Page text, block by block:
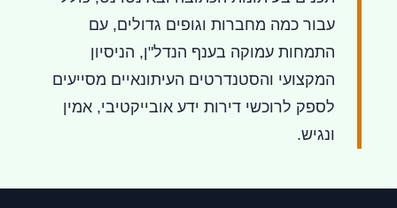
עבור כמה מחברות וגופים גדולים, עם
התמחות עמוקה בענף הנדל"ן, הניסיון
המקצועי והסטנדרטים העיתונאיים מסייעים
לספק לרוכשי דירות ידע אובייקטיבי, אמין
ונגיש.